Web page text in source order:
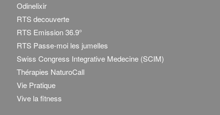
Odinelixir
RTS decouverte
RTS Emission 36.9°
RTS Passe-moi les jumelles
Swiss Congress Integrative Medecine (SCIM)
Thérapies NaturoCall
Vie Pratique
Vive la fitness